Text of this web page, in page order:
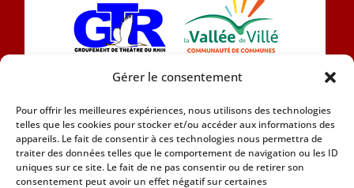
Gérer le consentement
Pour offrir les meilleures expériences, nous utilisons des technologies
telles que les cookies pour stocker et/ou accéder aux informations des
appareils. Le fait de consentir à ces technologies nous permettra de
traiter des données telles que le comportement de navigation ou les ID
uniques sur ce site. Le fait de ne pas consentir ou de retirer son
consentement peut avoir un effet négatif sur certaines
aujourd’hui d’une chorale et d’une section théâtre
en Alsacien.
Car nous attachons de l’importance à notre